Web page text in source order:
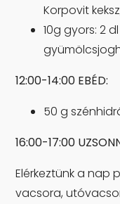
Korpovit
10g gyors: 2
12:00-14:00 EBÉD:
50 g
16:00-17:00
Elérkeztünk a nap
vacsora,